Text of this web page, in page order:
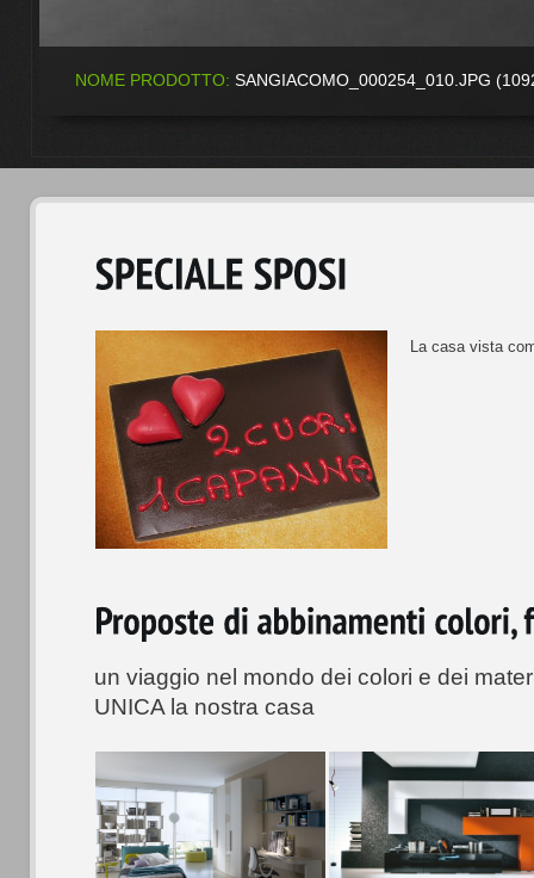
NOME PRODOTTO: SANGIACOMO_000254_010.JPG
La casa vista
un viaggio nel mondo dei colori e dei
UNICA la nostra casa